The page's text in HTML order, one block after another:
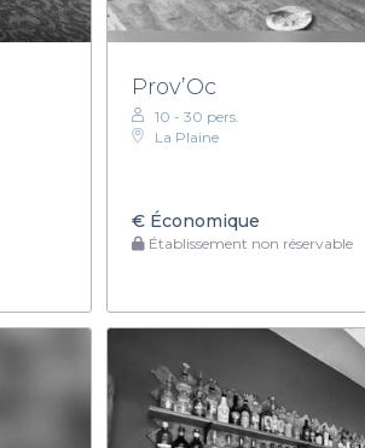
Prov’Oc
10 - 30 pers.
La Plaine
€Économique
Établissement non réservable